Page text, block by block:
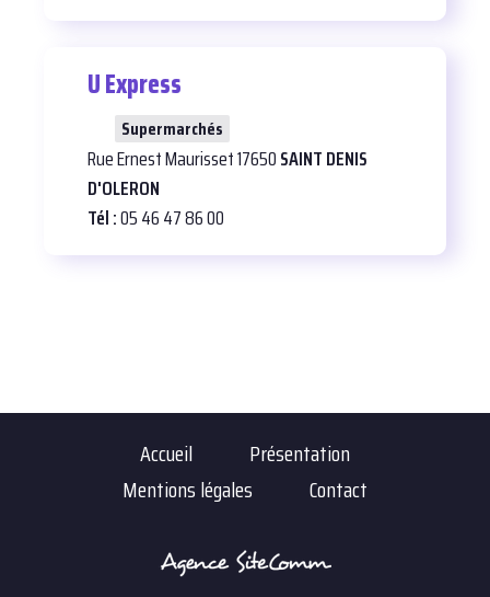
U Express
Supermarchés
Rue Ernest Maurisset 17650SAINT DENIS
D'OLERON
Tél :05 46 47 86 00
Accueil
Présentation
Mentions légales
Contact